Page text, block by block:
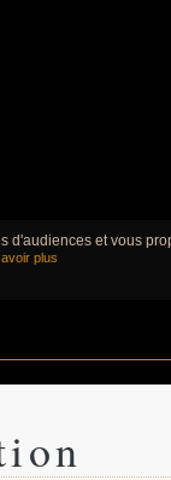
d'audiences et vous
plus